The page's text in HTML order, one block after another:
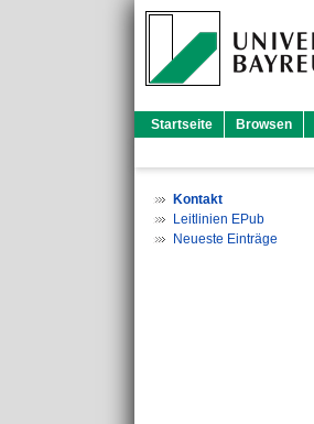
Startseite Browsen
Kontakt
Leitlinien EPub
Neueste Einträge